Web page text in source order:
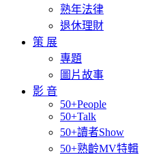
熟年法律
退休理財
策 展
專題
圖片故事
影 音
50+People
50+Talk
50+讀者Show
50+熟齡MV特輯